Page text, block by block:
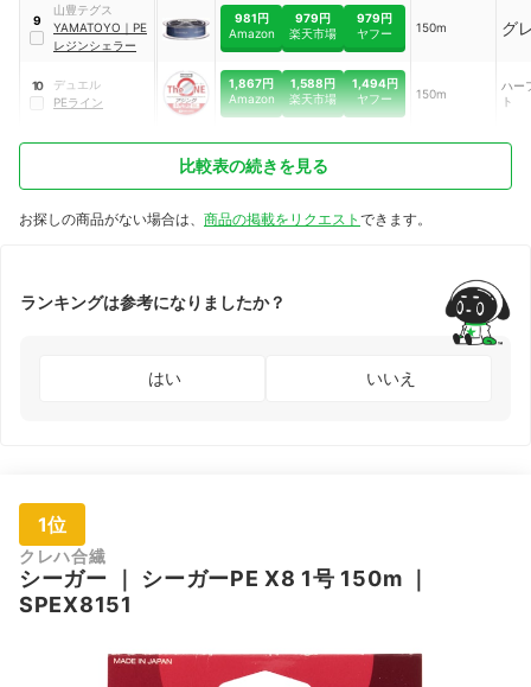
9
山豊テグス
YAMATOYO ｜ PE
レジンシェラー
981円
Amazon
979円
楽天市場
979円
ヤフー
150m グ
10
デュエル
PEライン
1,867円
Amazon
1,588円
楽天市場
1,494円
ヤフー
150m
ハー
ト
比較表の続きを見る
お探しの商品がない場合は、 商品の掲載をリクエスト できます。
ランキングは参考になりましたか？
はい いいえ
1位
クレハ合繊
シーガー ｜ シーガーPE X8 1号 150m ｜
‎SPEX8151